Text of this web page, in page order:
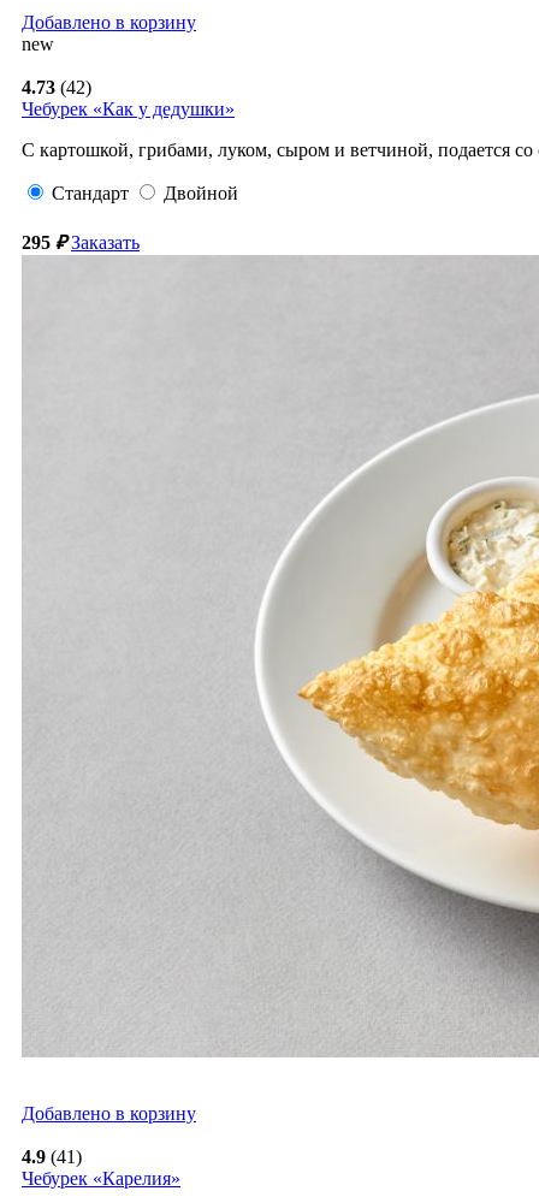
Добавлено в корзину
new
4.73 (42)
Чебурек «Как у дедушки»
С картошкой, грибами, луком, сыром и ветчиной, подается
Стандарт Двойной
295 ₽ Заказать
Добавлено в корзину
4.9 (41)
Чебурек «Карелия»